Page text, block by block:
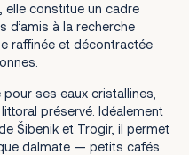
constitue un cadre
d’amis à la recherche
raffinée et décontractée
ses eaux cristallines,
préservé. Idéalement
Šibenik et Trogir, il permet
dalmate — petits cafés